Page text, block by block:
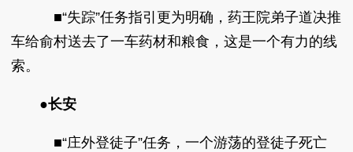
■“失踪”任务指引更为明确，药王院弟子道决推
车给俞村送去了一车药材和粮食，这是一个有力的线
索。
●长安
■“庄外登徒子”任务，一个游荡的登徒子死亡